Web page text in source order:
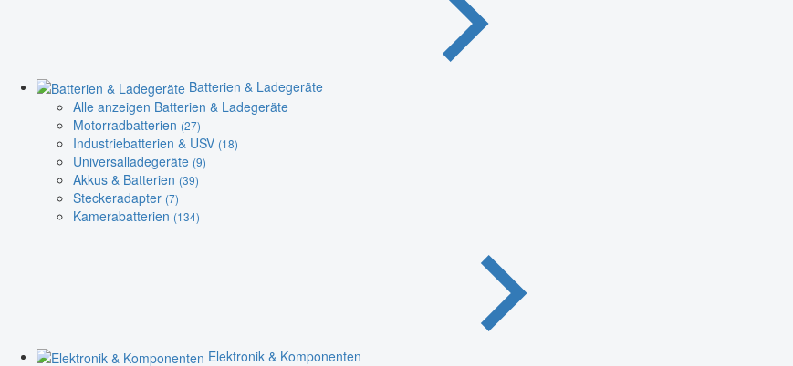
Batterien & Ladegeräte
Alle anzeigen Batterien & Ladegeräte
Motorradbatterien (27)
Industriebatterien & USV (18)
Universalladegeräte (9)
Akkus & Batterien (39)
Steckeradapter (7)
Kamerabatterien (134)
Elektronik & Komponenten